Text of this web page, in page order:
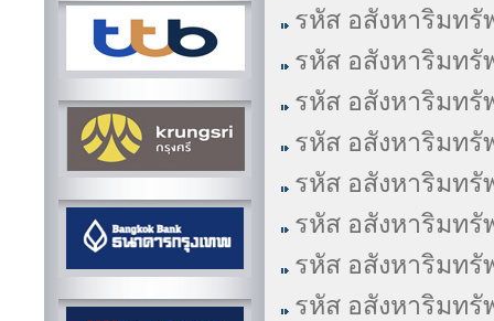
รหัส อสังหาริมทรั
รหัส อสังหาริมทรั
รหัส อสังหาริมทรั
รหัส อสังหาริมทรั
รหัส อสังหาริมทรั
รหัส อสังหาริมทรั
รหัส อสังหาริมทรั
รหัส อสังหาริมทรั